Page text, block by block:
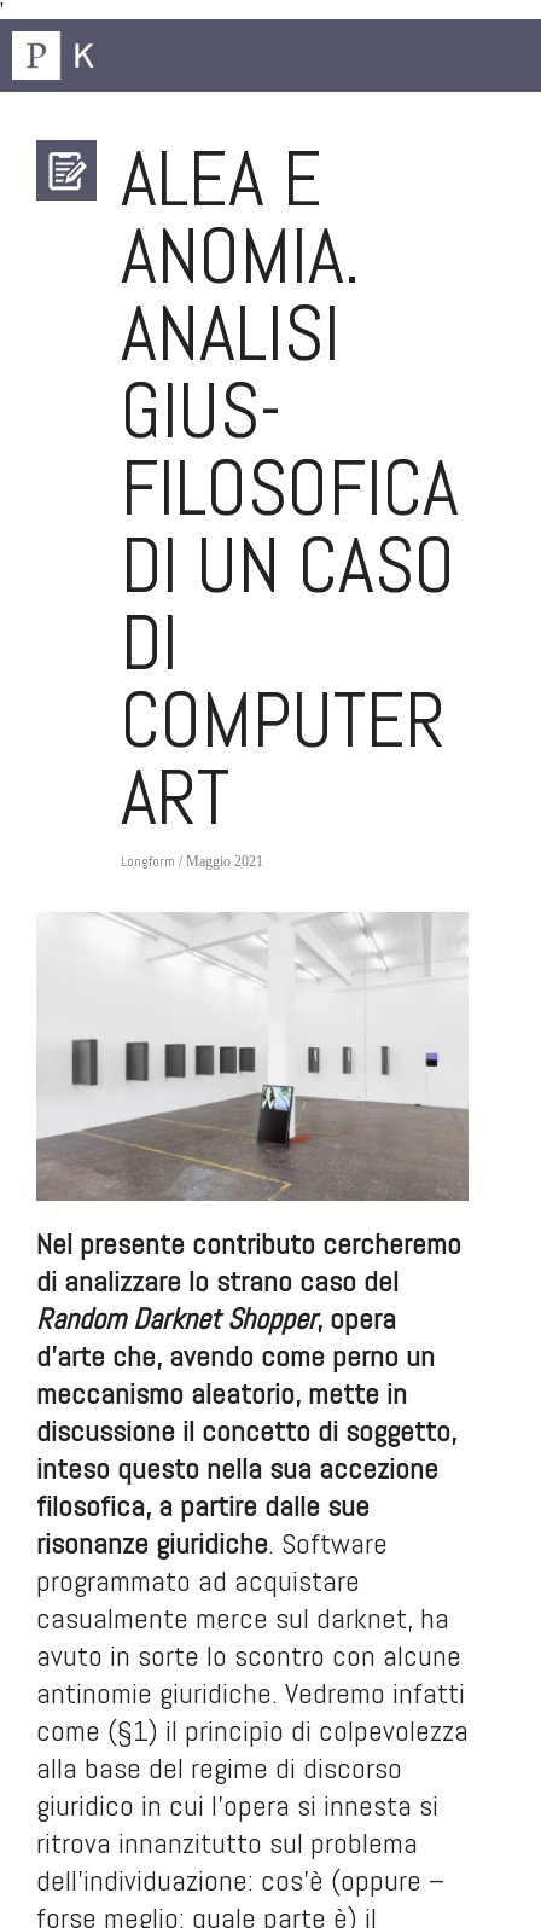
'
ALEA E
ANOMIA.
ANALISI
GIUS-
FILOSOFICA
DI UN CASO
DI
COMPUTER
ART
Longform / Maggio 2021
Nel presente contributo cercheremo
di analizzare lo strano caso del
Random Darknet Shopper, opera
d’arte che, avendo come perno un
meccanismo aleatorio, mette in
discussione il concetto di soggetto,
inteso questo nella sua accezione
filosofica, a partire dalle sue
risonanze giuridiche. Software
programmato ad acquistare
casualmente merce sul darknet, ha
avuto in sorte lo scontro con alcune
antinomie giuridiche. Vedremo infatti
come (§1) il principio di colpevolezza
alla base del regime di discorso
giuridico in cui l’opera si innesta si
ritrova innanzitutto sul problema
dell’individuazione: cos’è (oppure –
forse meglio: quale parte è) il